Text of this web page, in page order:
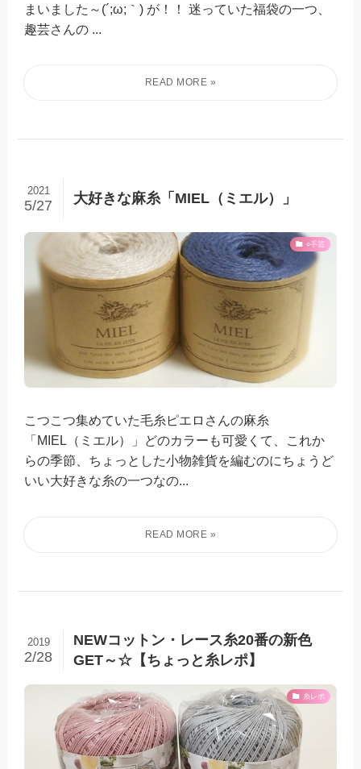
まいました～(´;ω;｀) が！！ 迷っていた福袋の一つ、
趣芸さんの ...
大好きな麻糸「MIEL（ミエル）」
2021
5/27
○手芸
こつこつ集めていた毛糸ピエロさんの麻糸
「MIEL（ミエル）」どのカラーも可愛くて、これか
らの季節、ちょっとした小物雑貨を編むのにちょうど
いい大好きな糸の一つなの...
NEWコットン・レース糸20番の新色
GET～☆【ちょっと糸レポ】
2019
2/28
糸レポ